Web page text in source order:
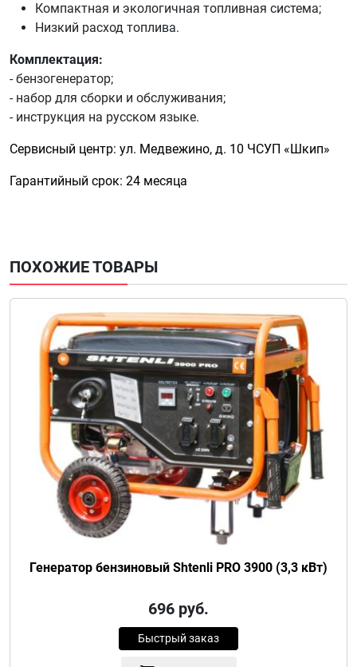
Компактная и экологичная топливная система;
Низкий расход топлива.
Комплектация:
- бензогенератор;
- набор для сборки и обслуживания;
- инструкция на русском языке.
Сервисный центр: ул. Медвежино, д. 10 ЧСУП «Шкип»
Гарантийный срок: 24 месяца
ПОХОЖИЕ ТОВАРЫ
Генератор бензиновый Shtenli PRO 3900 (3,3 кВт)
696 руб.
Быстрый заказ